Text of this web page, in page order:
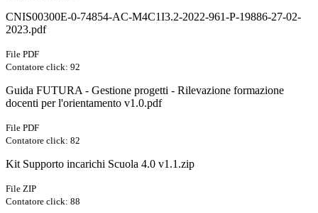
CNIS00300E-0-74854-AC-M4C1I3.2-2022-961-P-19886-27-02-
2023.pdf
File PDF
Contatore click: 92
Guida FUTURA - Gestione progetti - Rilevazione formazione
docenti per l'orientamento v1.0.pdf
File PDF
Contatore click: 82
Kit Supporto incarichi Scuola 4.0 v1.1.zip
File ZIP
Contatore click: 88